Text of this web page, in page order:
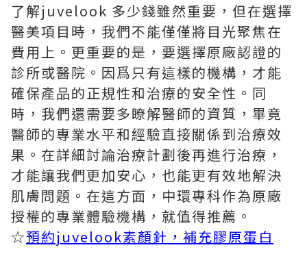
了解juvelook 多少錢雖然重要，但在選擇
醫美項目時，我們不能僅僅將目光聚焦在
費用上。更重要的是，要選擇原廠認證的
診所或醫院。因爲只有這樣的機構，才能
確保產品的正規性和治療的安全性。同
時，我們還需要多瞭解醫師的資質，畢竟
醫師的專業水平和經驗直接關係到治療效
果。在詳細討論治療計劃後再進行治療，
才能讓我們更加安心，也能更有效地解決
肌膚問題。在這方面，中環專科作為原廠
授權的專業體驗機構，就值得推薦。
☆預約juvelook素顏針，補充膠原蛋白